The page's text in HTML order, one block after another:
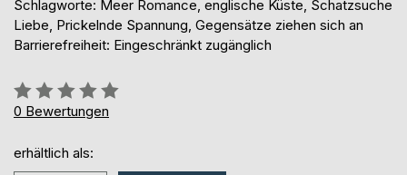
Schlagworte: Meer Romance, englische Küste, Schatzsuche
Liebe, Prickelnde Spannung, Gegensätze ziehen sich an
Barrierefreiheit: Eingeschränkt zugänglich
Bewertung::
0%
0 Bewertungen
erhältlich als: